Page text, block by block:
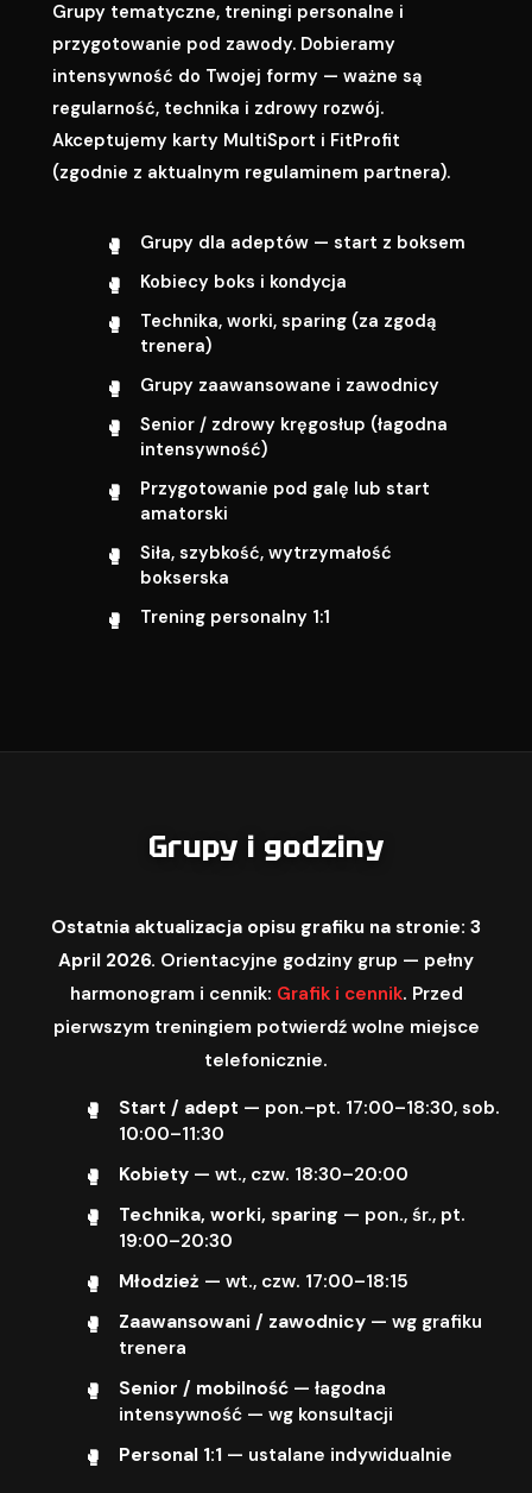
Grupy tematyczne, treningi personalne i
przygotowanie pod zawody. Dobieramy
intensywność do Twojej formy — ważne są
regularność, technika i zdrowy rozwój.
Akceptujemy karty MultiSport i FitProfit
(zgodnie z aktualnym regulaminem partnera).
Grupy dla adeptów — start z boksem
Kobiecy boks i kondycja
Technika, worki, sparing (za zgodą
trenera)
Grupy zaawansowane i zawodnicy
Senior / zdrowy kręgosłup (łagodna
intensywność)
Przygotowanie pod galę lub start
amatorski
Siła, szybkość, wytrzymałość
bokserska
Trening personalny 1:1
Grupy i godziny
Ostatnia aktualizacja opisu grafiku na stronie: 3
April 2026. Orientacyjne godziny grup — pełny
harmonogram i cennik: Grafik i cennik. Przed
pierwszym treningiem potwierdź wolne miejsce
telefonicznie.
Start / adept — pon.–pt. 17:00–18:30, sob.
10:00–11:30
Kobiety— wt., czw. 18:30–20:00
Technika, worki, sparing — pon., śr., pt.
19:00–20:30
Młodzież — wt., czw. 17:00–18:15
Zaawansowani / zawodnicy— wg grafiku
trenera
Senior / mobilność— łagodna
intensywność — wg konsultacji
Personal 1:1 — ustalane indywidualnie